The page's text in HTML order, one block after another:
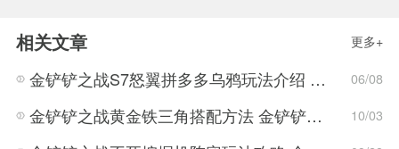
相关文章 更多+
金铲铲之战S7怒翼拼多多乌鸦玩法介绍 金铲铲之战S7怒翼拼多多乌鸦详细攻略 06/08
金铲铲之战黄金铁三角搭配方法 金铲铲之战黄金铁三角怎么搭配 10/03